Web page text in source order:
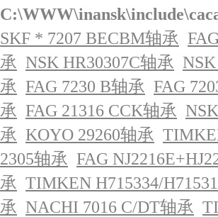
SKF * 7207 BECBM轴承
承 NSK HR30307C轴承
承 FAG 7230 B轴承 FAG
承 FAG 21316 CCK轴承
承 KOYO 29260轴承
2305轴承 FAG
承 TIMKEN H715334/
承 NACHI 7016 C/DT轴承